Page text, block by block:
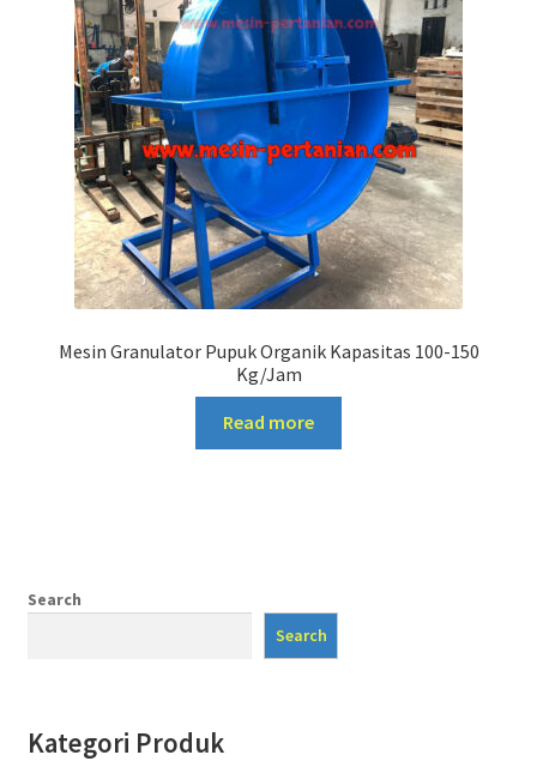
Mesin Granulator Pupuk Organik Kapasitas 100-150
Kg/Jam
Read more
Search
Search
Kategori Produk